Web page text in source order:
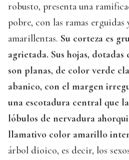
robusto, presenta una
pobre, con las ramas
amarillentas. Su corteza es
agrietada. Sus hojas,
son planas, de color verde
abanico, con el margen
una escotadura central que
lóbulos de nervadura
llamativo color amarillo
árbol dioico, es decir, los